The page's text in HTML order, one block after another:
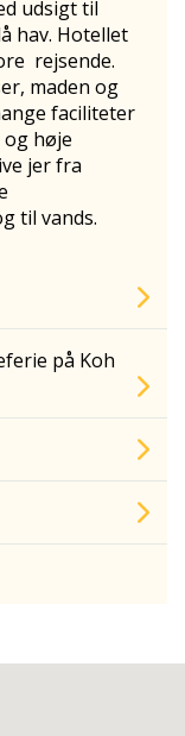
udsigt til
hav. Hotellet
rejsende.
maden og
faciliteter
høje
jer fra
til vands.
på Koh